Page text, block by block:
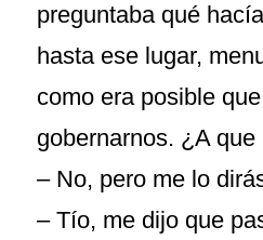
preguntaba qué
hasta ese lugar,
como era posible
gobernarnos. ¿A
– No, pero me lo
– Tío, me dijo que